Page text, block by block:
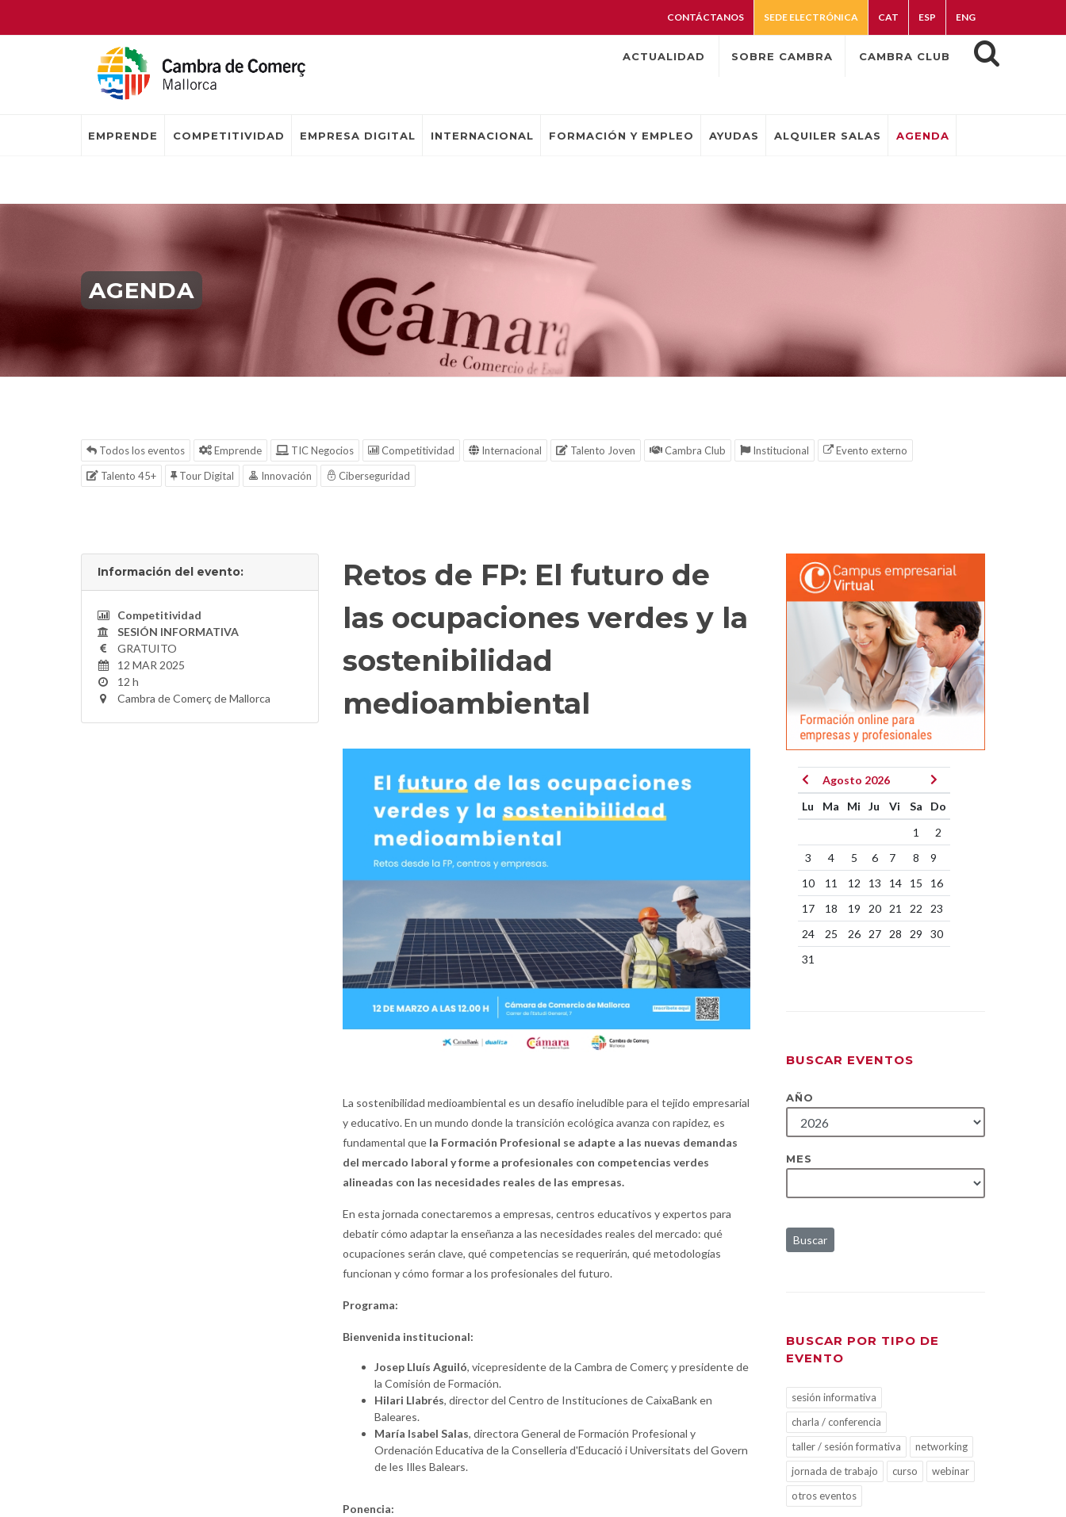
CONTÁCTANOS SEDE ELECTRÓNICA CAT ESP ENG
ACTUALIDAD SOBRE CAMBRA CAMBRA CLUB
EMPRENDE COMPETITIVIDAD EMPRESA DIGITAL INTERNACIONAL FORMACIÓN Y EMPLEO AYUDAS ALQUILER SALAS AGENDA
AGENDA
Todos los eventos Emprende TIC Negocios Competitividad Internacional Talento Joven Cambra Club Institucional
Evento externo
Talento 45+
Tour Digital Innovación Ciberseguridad
Información del evento:
Competitividad
SESIÓN INFORMATIVA
GRATUITO
12 MAR 2025
12 h
Cambra de Comerç de Mallorca
Retos de FP: El futuro de
las ocupaciones verdes y la
sostenibilidad
medioambiental
La sostenibilidad medioambiental es un desafío ineludible para el tejido empresarial
y educativo. En un mundo donde la transición ecológica avanza con rapidez, es
fundamental que la Formación Profesional se adapte a las nuevas demandas
del mercado laboral y forme a profesionales con competencias verdes
alineadas con las necesidades reales de las empresas.
En esta jornada conectaremos a empresas, centros educativos y expertos para
debatir cómo adaptar la enseñanza a las necesidades reales del mercado: qué
ocupaciones serán clave, qué competencias se requerirán, qué metodologías
funcionan y cómo formar a los profesionales del futuro.
Programa:
Bienvenida institucional:
Josep Lluís Aguiló, vicepresidente de la Cambra de Comerç y presidente de
la Comisión de Formación.
Hilari Llabrés, director del Centro de Instituciones de CaixaBank en
Baleares.
María Isabel Salas, directora General de Formación Profesional y
Ordenación Educativa de la Conselleria d'Educació i Universitats del Govern
de les Illes Balears.
Ponencia:
Agosto 2026
Lu
Ma Mi Ju Vi Sa
Do
1
2
3
4 5 6 7 8
9
10
11 12 13 14 15
16
17
18 19 20 21 22
23
24
25 26 27 28 29
30
31
BUSCAR EVENTOS
AÑO
MES
Buscar
BUSCAR POR TIPO DE
EVENTO
sesión informativa
charla / conferencia
taller / sesión formativa
networking
jornada de trabajo
curso
webinar
otros eventos